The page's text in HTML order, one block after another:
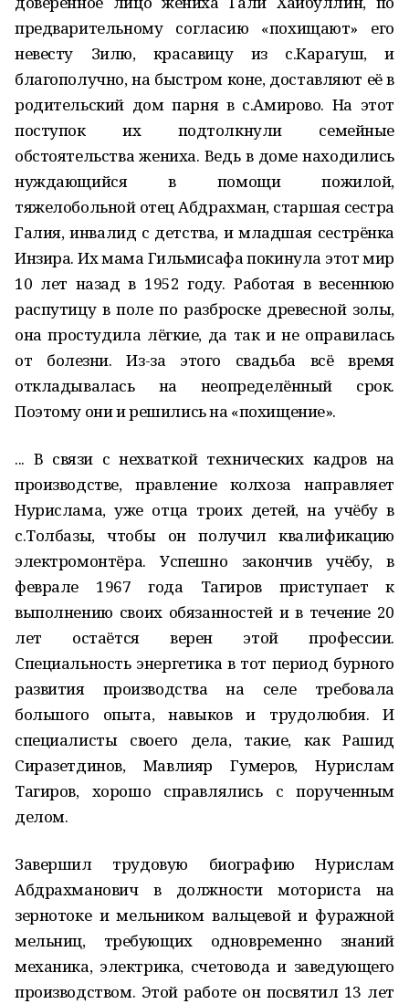
предварительному согласию «похищают» его
невесту Зилю, красавицу из с.Карагуш, и
благополучно, на быстром коне, доставляют её в
родительский дом парня в с.Амирово. На этот
поступок их подтолкнули семейные
обстоятельства жениха. Ведь в доме находились
нуждающийся в помощи пожилой,
тяжелобольной отец Абдрахман, старшая сестра
Галия, инвалид с детства, и младшая сестрёнка
Инзира. Их мама Гильмисафа покинула этот мир
10 лет назад в 1952 году. Работая в весеннюю
распутицу в поле по разброске древесной золы,
она простудила лёгкие, да так и не оправилась
от болезни. Из-за этого свадьба всё время
откладывалась на неопределённый срок.
Поэтому они и решились на «похищение».
... В связи с нехваткой технических кадров на
производстве, правление колхоза направляет
Нурислама, уже отца троих детей, на учёбу в
с.Толбазы, чтобы он получил квалификацию
электромонтёра. Успешно закончив учёбу, в
феврале 1967 года Тагиров приступает к
выполнению своих обязанностей и в течение 20
лет остаётся верен этой профессии.
Специальность энергетика в тот период бурного
развития производства на селе требовала
большого опыта, навыков и трудолюбия. И
специалисты своего дела, такие, как Рашид
Сиразетдинов, Мавлияр Гумеров, Нурислам
Тагиров, хорошо справлялись с порученным
делом.
Завершил трудовую биографию Нурислам
Абдрахманович в должности моториста на
зернотоке и мельником вальцевой и фуражной
мельниц, требующих одновременно знаний
механика, электрика, счетовода и заведующего
производством. Этой работе он посвятил 13 лет